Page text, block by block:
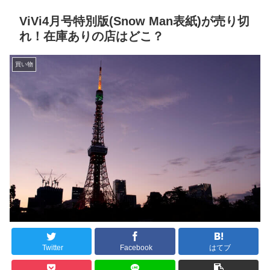
ViVi4月号特別版(Snow Man表紙)が売り切
れ！在庫ありの店はどこ？
買い物
Twitter Facebook はてブ